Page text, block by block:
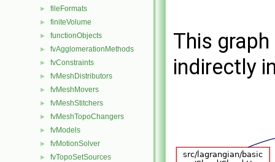
► fileFormats
► finiteVolume
► functionObjects
► fvAgglomerationMethods
► fvConstraints
► fvMeshDistributors
► fvMeshMovers
► fvMeshStitchers
► fvMeshTopoChangers
► fvModels
► fvMotionSolver
► fvTopoSetSources
This
indirectly